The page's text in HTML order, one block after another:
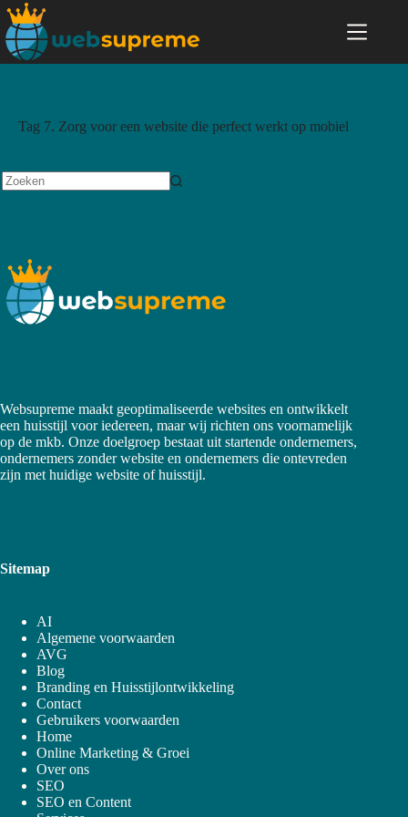
Tag 7. Zorg voor een website die perfect werkt op mobiel
Websupreme maakt geoptimaliseerde websites en ontwikkelt
een huisstijl voor iedereen, maar wij richten ons voornamelijk
op de mkb. Onze doelgroep bestaat uit startende ondernemers,
ondernemers zonder website en ondernemers die ontevreden
zijn met huidige website of huisstijl.
Sitemap
AI
Algemene voorwaarden
AVG
Blog
Branding en Huisstijlontwikkeling
Contact
Gebruikers voorwaarden
Home
Online Marketing & Groei
Over ons
SEO
SEO en Content